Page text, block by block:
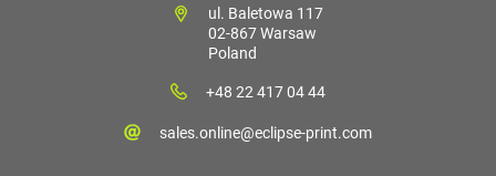
ul. Baletowa 117
02-867 Warsaw
Poland
+48 22 417 04 44
sales.online@eclipse-print.com